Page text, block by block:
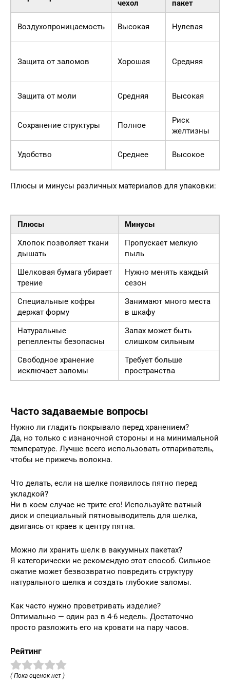
чехол пакет
Воздухопроницаемость Высокая Нулевая
Защита от заломов Хорошая Средняя
Защита от моли Средняя Высокая
Сохранение структуры Полное
Риск
желтизны
Удобство Среднее Высокое
Плюсы и минусы различных материалов для упаковки:
Плюсы
Минусы
Хлопок позволяет ткани
дышать
Пропускает мелкую
пыль
Шелковая бумага убирает
трение
Нужно менять каждый
сезон
Специальные кофры
держат форму
Занимают много места
в шкафу
Натуральные
репелленты безопасны
Запах может быть
слишком сильным
Свободное хранение
исключает заломы
Требует больше
пространства
Часто задаваемые вопросы
Нужно ли гладить покрывало перед хранением?
Да, но только с изнаночной стороны и на минимальной
температуре. Лучше всего использовать отпариватель,
чтобы не прижечь волокна.
Что делать, если на шелке появилось пятно перед
укладкой?
Ни в коем случае не трите его! Используйте ватный
диск и специальный пятновыводитель для шелка,
двигаясь от краев к центру пятна.
Можно ли хранить шелк в вакуумных пакетах?
Я категорически не рекомендую этот способ. Сильное
сжатие может безвозвратно повредить структуру
натурального шелка и создать глубокие заломы.
Как часто нужно проветривать изделие?
Оптимально — один раз в 4-6 недель. Достаточно
просто разложить его на кровати на пару часов.
Рейтинг
( Пока оценок нет )